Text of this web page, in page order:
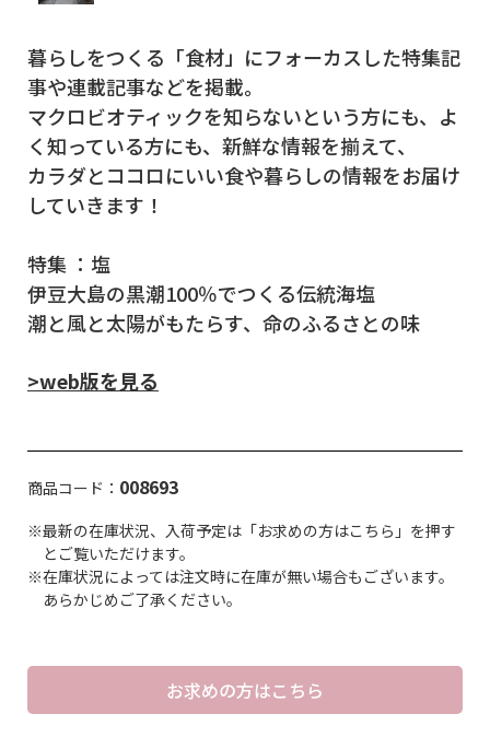
暮らしをつくる「食材」にフォーカスした特集記
事や連載記事などを掲載。
マクロビオティックを知らないという方にも、よ
く知っている方にも、新鮮な情報を揃えて、
カラダとココロにいい食や暮らしの情報をお届け
していきます！
特集 ：塩
伊豆大島の黒潮100％でつくる伝統海塩
潮と風と太陽がもたらす、命のふるさとの味
>web版を見る
商品コード： 008693
※最新の在庫状況、入荷予定は「お求めの方はこちら」を押す
とご覧いただけます。
※在庫状況によっては注文時に在庫が無い場合もございます。
あらかじめご了承ください。
お求めの方はこちら